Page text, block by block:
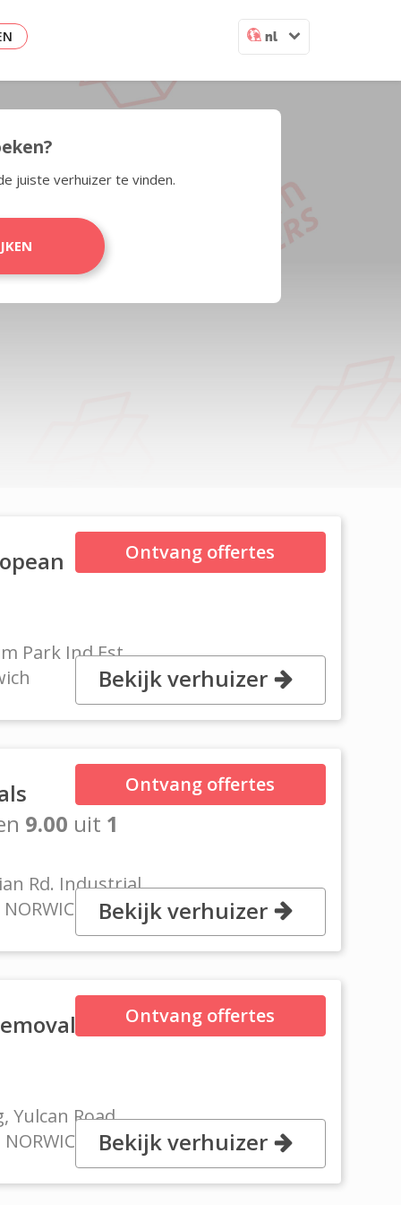
nl
juiste verhuizer te vinden.
Park Ind Est,
Ontvang offertes
Bekijk verhuizer
9.00 uit 1
Rd. Industrial
Ontvang offertes
Bekijk verhuizer
and
Yulcan Road
Ontvang offertes
Bekijk verhuizer